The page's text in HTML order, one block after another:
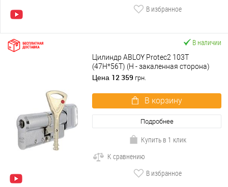
В избранное
В наличии
Цилиндр ABLOY Protec2 103T
(47H*56T) (H - закаленная сторона)
хром полированный
Цена 12 359 грн.
В корзину
Подробнее
Купить в 1 клик
К сравнению
В избранное